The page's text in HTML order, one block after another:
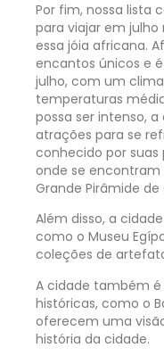
Por fim, nossa lista
para viajar em julho
essa jóia africana.
encantos únicos e
julho, com um
temperaturas
possa ser intenso,
atrações para se
conhecido por suas
onde se encontram
Grande Pirâmide de
Além disso, a
como o Museu
coleções de
A cidade também
históricas, como o
oferecem uma
história da cidade.